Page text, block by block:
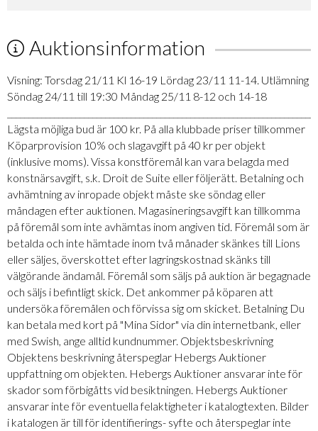
Auktionsinformation
Visning: Torsdag 21/11 Kl 16-19 Lördag 23/11 11-14. Utlämning
Söndag 24/11 till 19:30 Måndag 25/11 8-12 och 14-18
Lägsta möjliga bud är 100 kr. På alla klubbade priser tillkommer
Köparprovision 10% och slagavgift på 40 kr per objekt
(inklusive moms). Vissa konstföremål kan vara belagda med
konstnärsavgift, s.k. Droit de Suite eller följerätt. Betalning och
avhämtning av inropade objekt måste ske söndag eller
måndagen efter auktionen. Magasineringsavgift kan tillkomma
på föremål som inte avhämtas inom angiven tid. Föremål som är
betalda och inte hämtade inom två månader skänkes till Lions
eller säljes, överskottet efter lagringskostnad skänks till
välgörande ändamål. Föremål som säljs på auktion är begagnade
och säljs i befintligt skick. Det ankommer på köparen att
undersöka föremålen och förvissa sig om skicket. Betalning Du
kan betala med kort på "Mina Sidor" via din internetbank, eller
med Swish, ange alltid kundnummer. Objektsbeskrivning
Objektens beskrivning återspeglar Hebergs Auktioner
uppfattning om objekten. Hebergs Auktioner ansvarar inte för
skador som förbigåtts vid besiktningen. Hebergs Auktioner
ansvarar inte för eventuella felaktigheter i katalogtexten. Bilder
i katalogen är till för identifierings- syfte och återspeglar inte